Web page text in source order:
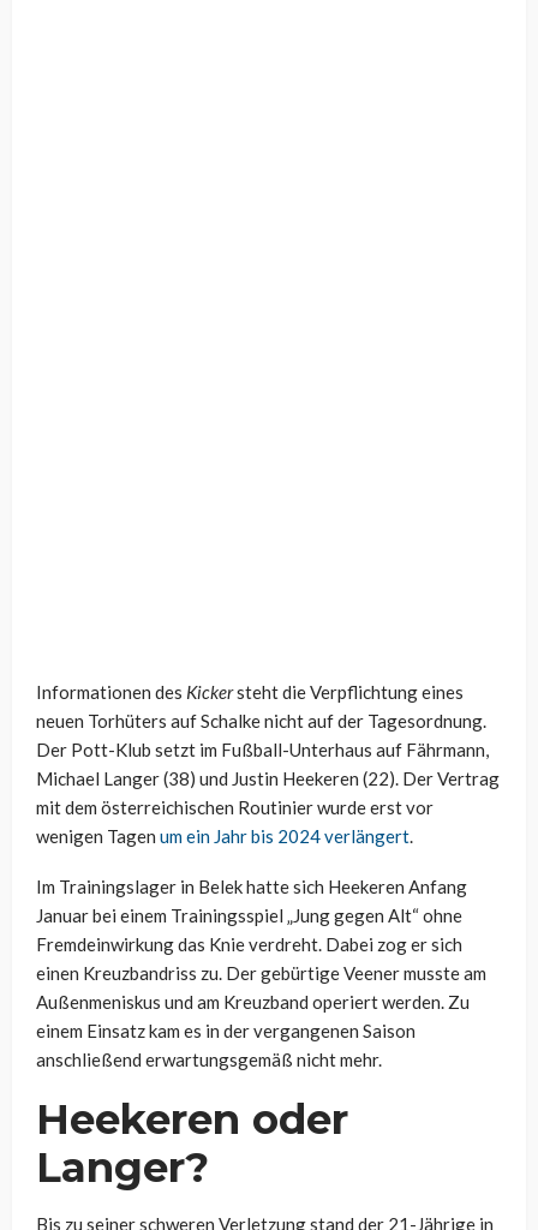
Informationen des Kickersteht die Verpflichtung eines
neuen Torhüters auf Schalke nicht auf der Tagesordnung.
Der Pott-Klub setzt im Fußball-Unterhaus auf Fährmann,
Michael Langer (38) und Justin Heekeren (22). Der Vertrag
mit dem österreichischen Routinier wurde erst vor
wenigen Tagen um ein Jahr bis 2024 verlängert.
Im Trainingslager in Belek hatte sich Heekeren Anfang
Januar bei einem Trainingsspiel „Jung gegen Alt“ ohne
Fremdeinwirkung das Knie verdreht. Dabei zog er sich
einen Kreuzbandriss zu. Der gebürtige Veener musste am
Außenmeniskus und am Kreuzband operiert werden. Zu
einem Einsatz kam es in der vergangenen Saison
anschließend erwartungsgemäß nicht mehr.
Heekeren oder
Langer?
Bis zu seiner schweren Verletzung stand der 21-Jährige in